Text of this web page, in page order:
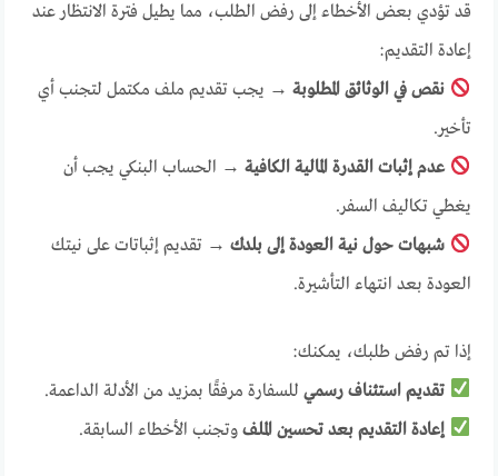
قد تؤدي بعض الأخطاء إلى رفض الطلب، مما يطيل فترة الانتظار عند
إعادة التقديم:
نقص في الوثائق المطلوبة→ يجب تقديم ملف مكتمل لتجنب أي
تأخير.
عدم إثبات القدرة المالية الكافية→ الحساب البنكي يجب أن
يغطي تكاليف السفر.
شبهات حول نية العودة إلى بلدك→ تقديم إثباتات على نيتك
العودة بعد انتهاء التأشيرة.
إذا تم رفض طلبك، يمكنك:
تقديم استئناف رسميللسفارة مرفقًا بمزيد من الأدلة الداعمة.
إعادة التقديم بعد تحسين الملفوتجنب الأخطاء السابقة.